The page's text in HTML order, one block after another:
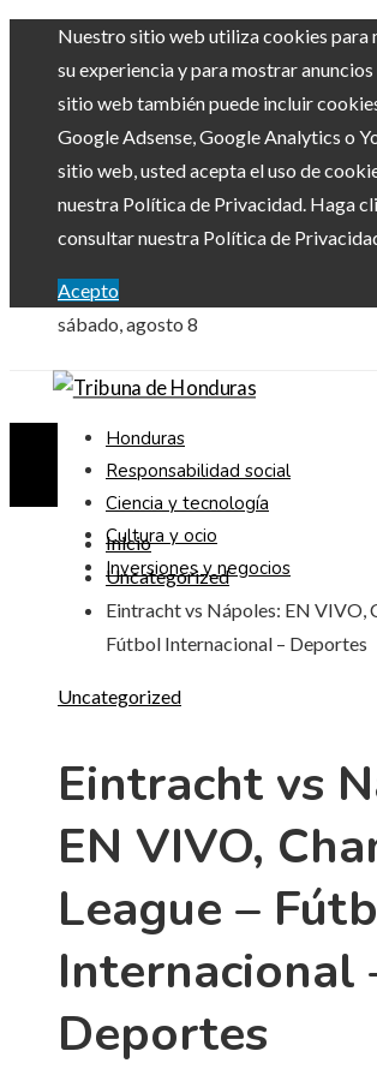
Nuestro sitio web utiliza cookies para
su experiencia y para mostrar anuncios
sitio web también puede incluir
Google Adsense, Google Analytics o
sitio web, usted acepta el uso de
nuestra Política de Privacidad. Haga
consultar nuestra Política de
Acepto
sábado, agosto 8
Honduras
Responsabilidad social
Ciencia y tecnología
Cultura y ocio
Inversiones y negocios
Inicio
Uncategorized
Eintracht vs Nápoles: EN VIVO,
Fútbol Internacional – Deportes
Uncategorized
Eintracht vs
EN VIVO,
League –
Internacional
Deportes